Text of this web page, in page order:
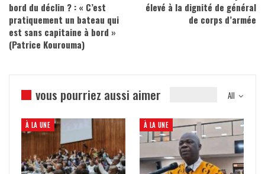
bord du déclin ? : « C’est
pratiquement un bateau qui
est sans capitaine à bord »
(Patrice Kourouma)
élevé à la dignité de général
de corps d’armée
All
vous pourriez aussi aimer
À LA UNE À LA UNE